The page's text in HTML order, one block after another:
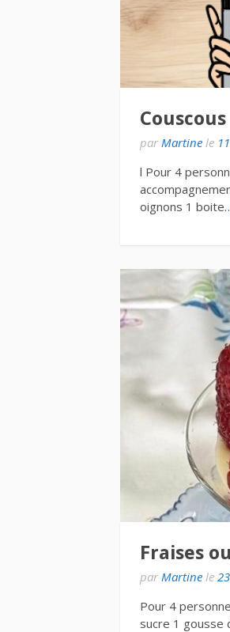
Couscous
par Martine le
l Pour 4
oignons 1
Fraises
par Martine le
Pour 4
sucre 1 gousse